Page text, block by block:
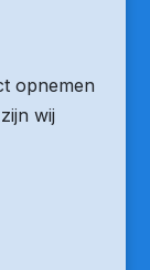
opnemen
wij